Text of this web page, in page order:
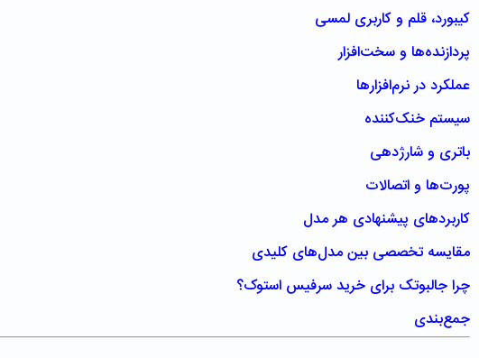
کیبورد، قلم و کاربری لمسی
پردازنده‌ها و سخت‌افزار
عملکرد در نرم‌افزارها
سیستم خنک‌کننده
باتری و شارژدهی
پورت‌ها و اتصالات
کاربردهای پیشنهادی هر مدل
مقایسه تخصصی بین مدل‌های کلیدی
چرا جالبوتک برای خرید سرفیس استوک؟
جمع‌بندی